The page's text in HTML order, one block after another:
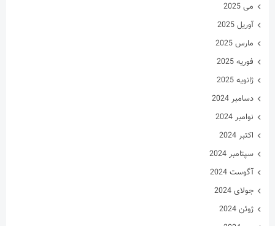
می 2025
آوریل 2025
مارس 2025
فوریه 2025
ژانویه 2025
دسامبر 2024
نوامبر 2024
اکتبر 2024
سپتامبر 2024
آگوست 2024
جولای 2024
ژوئن 2024